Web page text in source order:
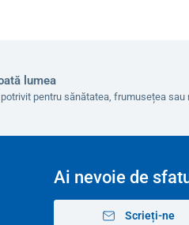
lumea
pentru sănătatea, frumusețea sau
Ai nevoie de
Scrieți-ne